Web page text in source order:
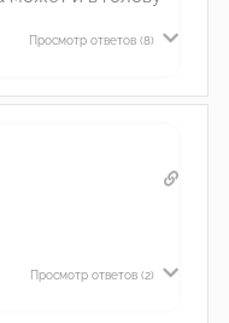
Просмотр ответов (8)
Просмотр ответов (2)